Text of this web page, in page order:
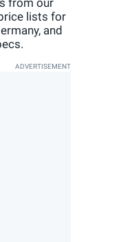
from our
lists for
and